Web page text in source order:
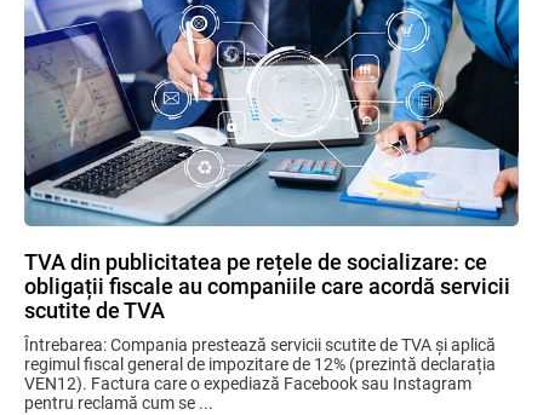
TVA din publicitatea pe rețele de socializare: ce
obligații fiscale au companiile care acordă servicii
scutite de TVA
Întrebarea: Compania prestează servicii scutite de TVA și aplică
regimul fiscal general de impozitare de 12% (prezintă declarația
VEN12). Factura care o expediază Facebook sau Instagram
pentru reclamă cum se ...